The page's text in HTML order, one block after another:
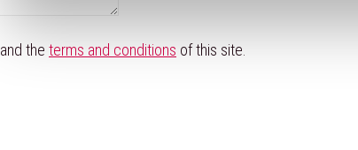
and the terms and conditions of this site.